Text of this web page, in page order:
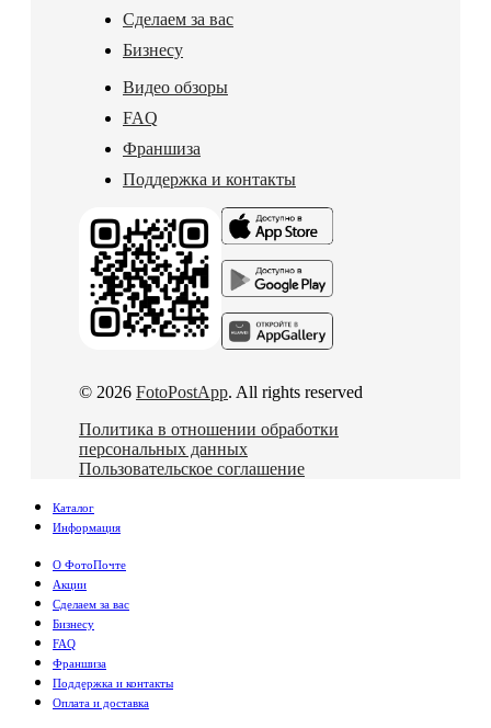
Сделаем за вас
Бизнесу
Видео обзоры
FAQ
Франшиза
Поддержка и контакты
© 2026 FotoPostApp. All rights reserved
Политика в отношении обработки
персональных данных
Пользовательское соглашение
Каталог
Информация
О ФотоПочте
Акции
Сделаем за вас
Бизнесу
FAQ
Франшиза
Поддержка и контакты
Оплата и доставка